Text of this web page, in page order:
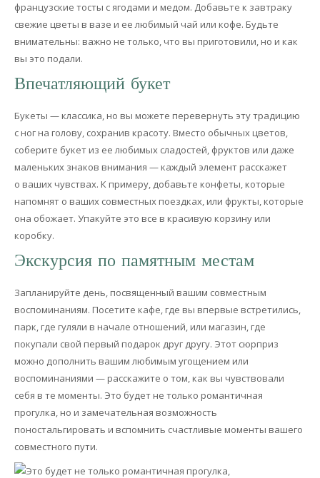
французские тосты с ягодами и медом. Добавьте к завтраку
свежие цветы в вазе и ее любимый чай или кофе. Будьте
внимательны: важно не только, что вы приготовили, но и как
вы это подали.
Впечатляющий букет
Букеты — классика, но вы можете перевернуть эту традицию
с ног на голову, сохранив красоту. Вместо обычных цветов,
соберите букет из ее любимых сладостей, фруктов или даже
маленьких знаков внимания — каждый элемент расскажет
о ваших чувствах. К примеру, добавьте конфеты, которые
напомнят о ваших совместных поездках, или фрукты, которые
она обожает. Упакуйте это все в красивую корзину или
коробку.
Экскурсия по памятным местам
Запланируйте день, посвященный вашим совместным
воспоминаниям. Посетите кафе, где вы впервые встретились,
парк, где гуляли в начале отношений, или магазин, где
покупали свой первый подарок друг другу. Этот сюрприз
можно дополнить вашим любимым угощением или
воспоминаниями — расскажите о том, как вы чувствовали
себя в те моменты. Это будет не только романтичная
прогулка, но и замечательная возможность
поностальгировать и вспомнить счастливые моменты вашего
совместного пути.